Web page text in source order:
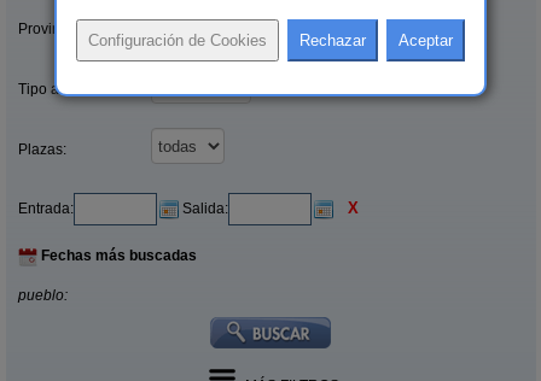
Provincias/Islas:
Tipo alquiler:
Plazas:
Entrada: Salida: X
Fechas más buscadas
pueblo: